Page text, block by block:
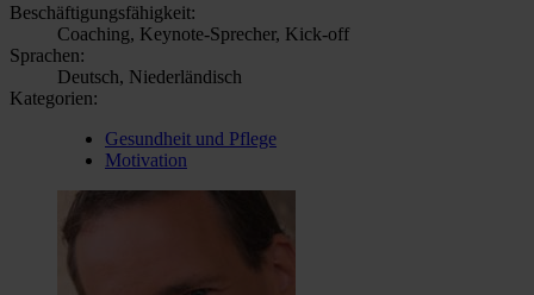
Beschäftigungsfähigkeit:
Coaching, Keynote-Sprecher, Kick-off
Sprachen:
Deutsch, Niederländisch
Kategorien:
Gesundheit und Pflege
Motivation